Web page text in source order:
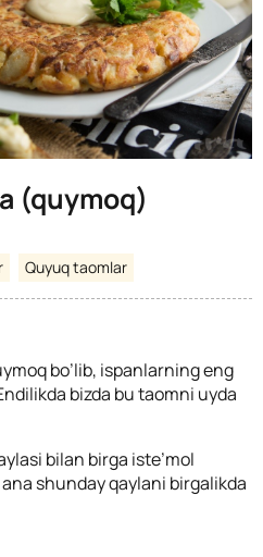
(quymoq)
Quyuq taomlar
bo’lib, ispanlarning eng
bizda bu taomni uyda
bilan birga iste’mol
shunday qaylani birgalikda